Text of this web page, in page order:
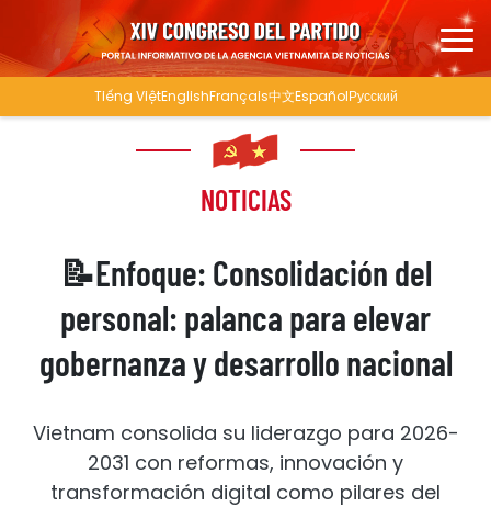
Tiếng ViệtEnglishFrançais中文EspañolРусский
NOTICIAS
📝Enfoque: Consolidación del
personal: palanca para elevar
gobernanza y desarrollo nacional
Vietnam consolida su liderazgo para 2026-
2031 con reformas, innovación y
transformación digital como pilares del